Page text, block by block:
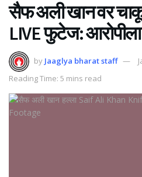
सैफ अली खान वर
LIVE फुटेज:
by Jaaglya bharat staff
Reading Time: 5 mins read